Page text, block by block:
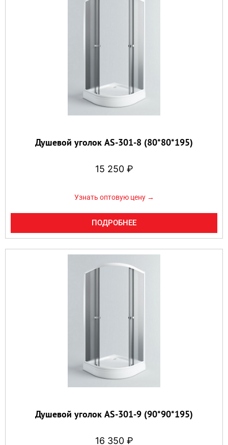
Душевой уголок AS-301-8 (80*80*195)
15 250 ₽
Узнать оптовую цену →
ПОДРОБНЕЕ
Душевой уголок AS-301-9 (90*90*195)
16 350 ₽